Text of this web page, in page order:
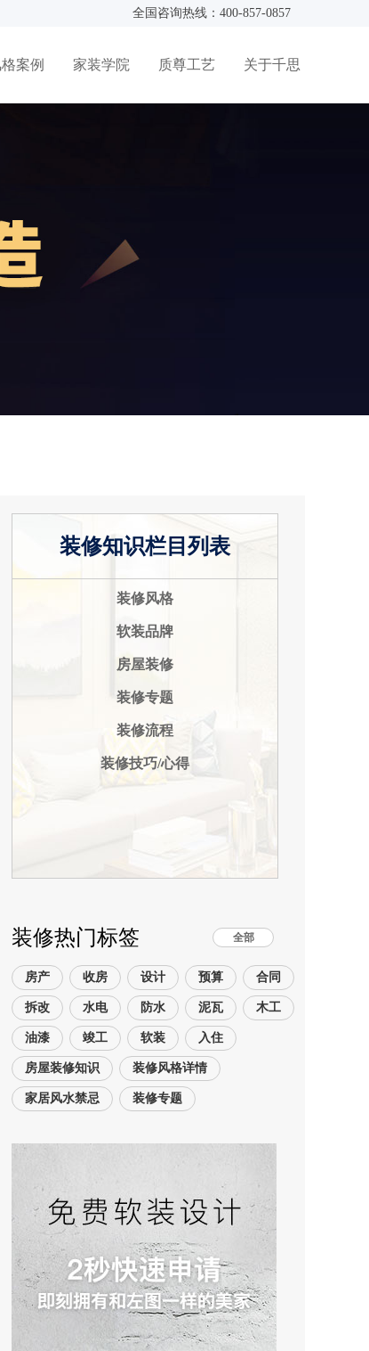
全国咨询热线：400-857-0857
案例 家装学院 质尊工艺 关于千思
装修知识栏目列表
装修风格
软装品牌
房屋装修
装修专题
装修流程
装修技巧/心得
装修热门标签 全部
房产 收房 设计 预算 合同
拆改 水电 防水 泥瓦 木工
油漆 竣工 软装 入住
房屋装修知识 装修风格详情
家居风水禁忌 装修专题